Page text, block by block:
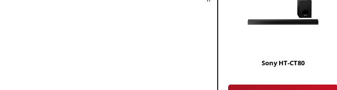
Sony HT-CT80